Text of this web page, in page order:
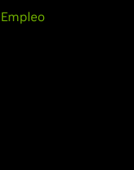
Empleo